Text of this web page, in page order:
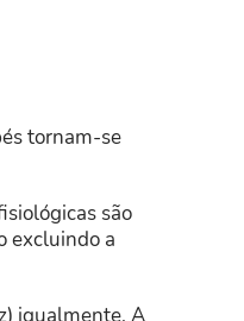
tornam-se
são
excluindo a
igualmente. A